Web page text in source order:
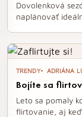
Dovolenková
naplánovať
či platnosť
vaša dovolenka
pohodlím.
TRENDY ADRIÁNA
Bojíte sa
Leto sa pomaly
flirtovanie, aj